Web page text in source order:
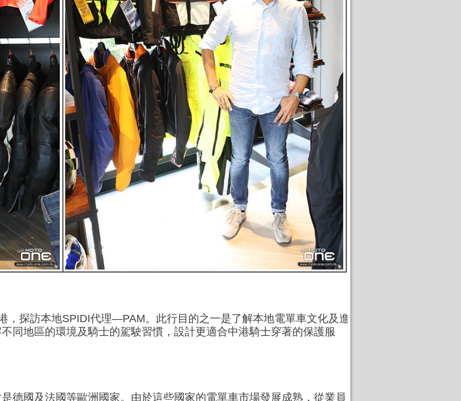
，探訪本地SPIDI代理—PAM。此行目的之一是了解本地電單車文化及進
同地區的環境及騎士的駕駛習慣，設計更適合中港騎士穿著的保護服
德國及法國等歐洲國家。由於這些國家的電單車市場發展成熟，從業員